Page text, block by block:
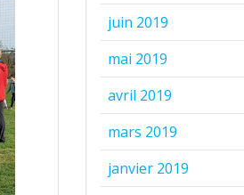
juin 2019
mai 2019
avril 2019
mars 2019
janvier 2019